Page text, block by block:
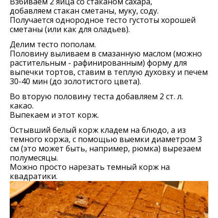
добавляем стакан сметаны, муку, соду.
Получается однородное тесто густоты хорошей
сметаны (или как для оладьев).
Делим тесто пополам.
Половину выливаем в смазанную маслом (можно
растительным - рафинированным) форму для
выпечки тортов, ставим в теплую духовку и печем
30-40 мин (до золотистого цвета).
Во вторую половину теста добавляем 2 ст. л.
какао.
Выпекаем и этот корж.
Остывший белый корж кладем на блюдо, а из
темного коржа, с помощью выемки диаметром 3
см (это может быть, например, рюмка) вырезаем
полумесяцы.
Можно просто нарезать темный корж на
квадратики.